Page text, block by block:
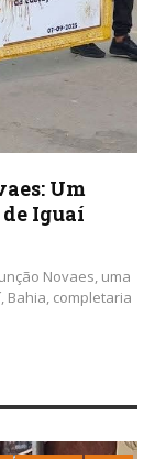
Um
Iguaí
Novaes, uma
Bahia, completaria